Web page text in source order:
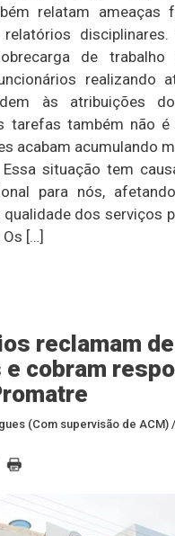
relatam ameaças
disciplinares.
de
realizando
às atribuições
tarefas também não é
acabam acumulando
situação tem
para nós,
dos serviços
[…]
reclamam
e cobram
(Com supervisão de ACM)